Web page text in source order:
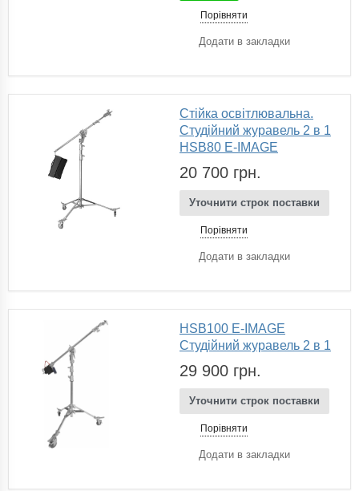
Порівняти
Додати в закладки
Стійка освітлювальна.
Студійний журавель 2 в 1
HSB80 E-IMAGE
20 700 грн.
Уточнити строк поставки
Порівняти
Додати в закладки
HSB100 E-IMAGE
Студійний журавель 2 в 1
29 900 грн.
Уточнити строк поставки
Порівняти
Додати в закладки